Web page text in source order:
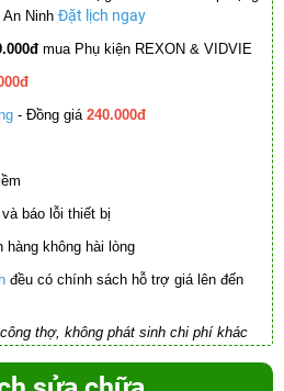
Ninh Đặt lịch ngay
mua Phụ kiện REXON & VIDVIE
- Đồng giá 240.000đ
báo lỗi thiết bị
hàng không hài lòng
đều có chính sách hỗ trợ giá lên đến
thợ, không phát sinh chi phí khác